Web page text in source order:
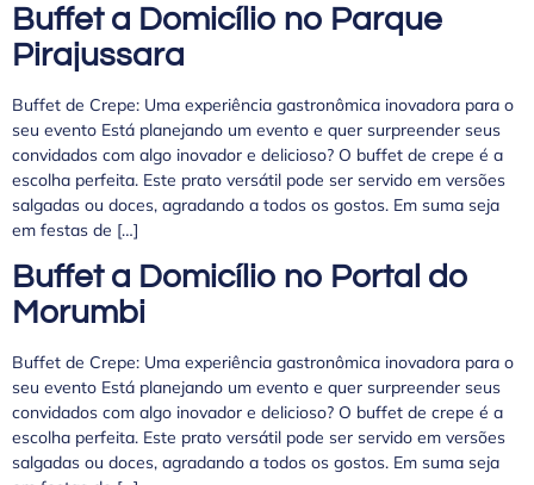
Buffet a Domicílio no Parque
Pirajussara
Buffet de Crepe: Uma experiência gastronômica inovadora para o
seu evento Está planejando um evento e quer surpreender seus
convidados com algo inovador e delicioso? O buffet de crepe é a
escolha perfeita. Este prato versátil pode ser servido em versões
salgadas ou doces, agradando a todos os gostos. Em suma seja
em festas de […]
Buffet a Domicílio no Portal do
Morumbi
Buffet de Crepe: Uma experiência gastronômica inovadora para o
seu evento Está planejando um evento e quer surpreender seus
convidados com algo inovador e delicioso? O buffet de crepe é a
escolha perfeita. Este prato versátil pode ser servido em versões
salgadas ou doces, agradando a todos os gostos. Em suma seja